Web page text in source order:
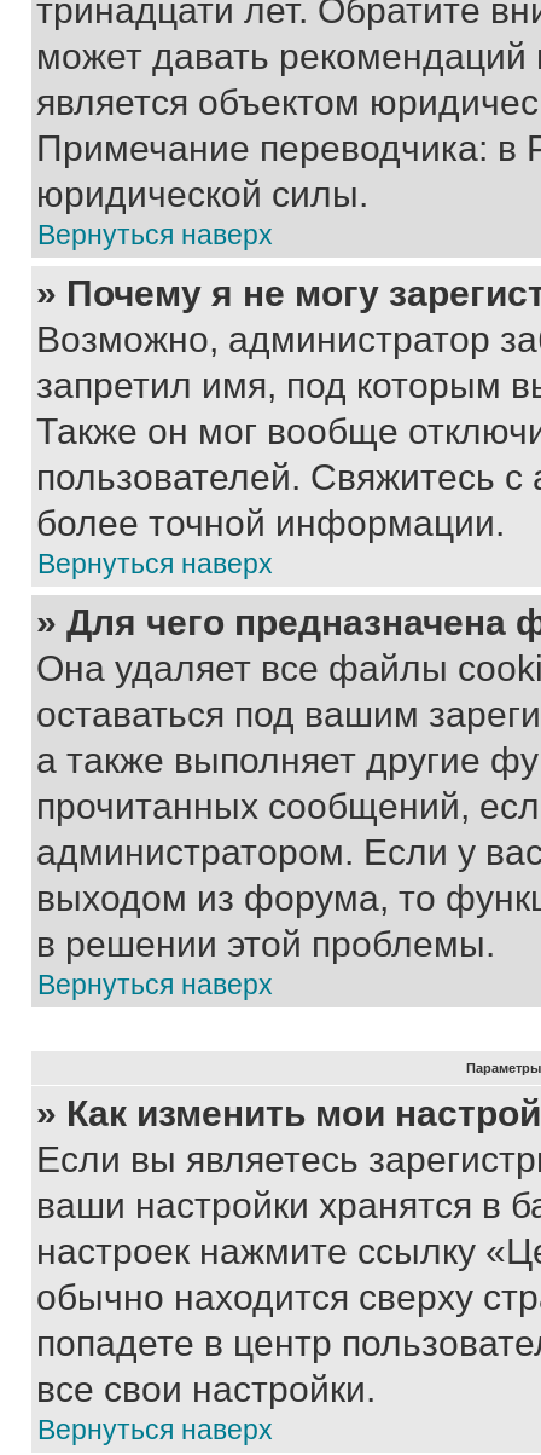
тринадцати лет. Обратите
может давать
является объектом
Примечание переводчика: в
юридической силы.
Вернуться наверх
» Почему я не могу
Возможно, администратор
запретил имя, под которым
Также он мог вообще
пользователей. Свяжитесь
более точной информации.
Вернуться наверх
» Для чего предназначена
Она удаляет все файлы
оставаться под вашим
а также выполняет другие
прочитанных сообщений,
администратором. Если у
выходом из форума, то
в решении этой проблемы.
Вернуться наверх
Параметры
» Как изменить мои
Если вы являетесь
ваши настройки хранятся в
настроек нажмите ссылку
обычно находится сверху
попадете в центр
все свои настройки.
Вернуться наверх